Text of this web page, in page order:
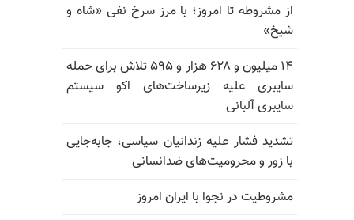
از مشروطه تا امروز؛ با مرز سرخ نفی «شاه و
شیخ»
۱۴ میلیون و ۶۲۸ هزار و ۵۹۵ تلاش برای حمله
سایبری علیه زیرساخت‌های اکو سیستم
سایبری آلبانی
تشدید فشار علیه زندانیان سیاسی، جابه‌جایی
با زور و محرومیت‌های ضدانسانی
مشروطیت در نجوا با ایران امروز